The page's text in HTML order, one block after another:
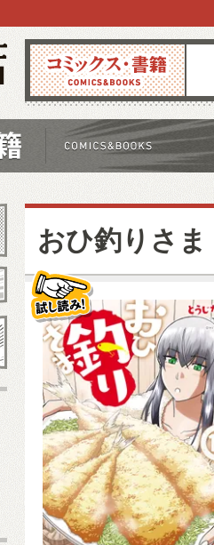
コミックス 雑誌
おひ釣りさま
試し読み！